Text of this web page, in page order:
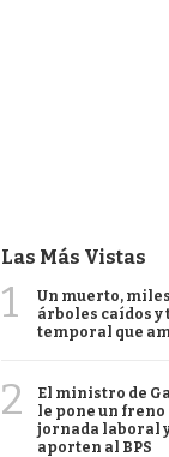
Las Más Vistas
1
Un muerto,
árboles caídos y
temporal que
2
El ministro de
le pone un freno
jornada laboral
aporten al BPS